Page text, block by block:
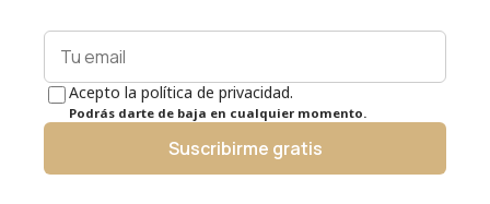
Acepto la política de privacidad.
Podrás darte de baja en cualquier momento.
Suscribirme gratis